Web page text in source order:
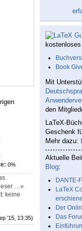
0%
…«
keine
'15, 13:35)
Book
Mit
den
LaTeX-
Geschenk
Mehr dazu:
Aktuelle
Blog:
DANTE-
LaTeX
Der
Das